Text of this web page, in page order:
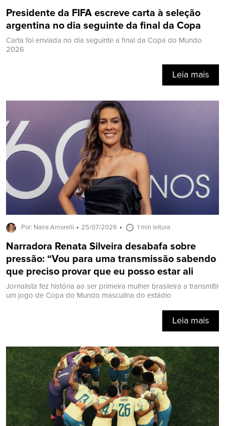
Presidente da FIFA escreve carta à seleção
argentina no dia seguinte da final da Copa
Carta foi enviada no dia seguinte a final da Copa do Mundo
2026
Leia mais
Por: Naira Amorelli 25/07/2026 1 min leitura
Narradora Renata Silveira desabafa sobre
pressão: “Vou para uma transmissão sabendo
que preciso provar que eu posso estar ali
Jornalista fez história ao ser primeira mulher brasileira a transmitir
um jogo de Copa do Mundo masculina do estádio
Leia mais